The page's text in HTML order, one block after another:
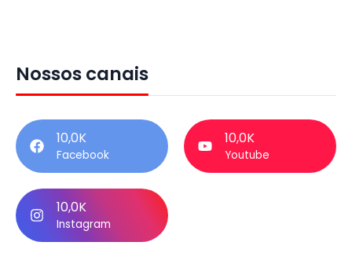
Nossos canais
10,0K
Facebook
10,0K
Youtube
10,0K
Instagram